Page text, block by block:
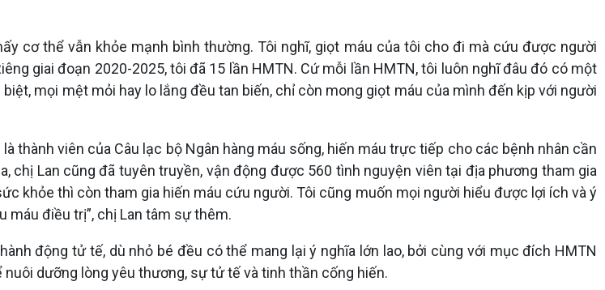
cơ thể vẫn khỏe mạnh bình thường. Tôi nghĩ, giọt máu của tôi cho đi mà cứu được người
giai đoạn 2020-2025, tôi đã 15 lần HMTN. Cứ mỗi lần HMTN, tôi luôn nghĩ đâu đó có một
mọi mệt mỏi hay lo lắng đều tan biến, chỉ còn mong giọt máu của mình đến kịp với người
thành viên của Câu lạc bộ Ngân hàng máu sống, hiến máu trực tiếp cho các bệnh nhân cần
chị Lan cũng đã tuyên truyền, vận động được 560 tình nguyện viên tại địa phương tham gia
khỏe thì còn tham gia hiến máu cứu người. Tôi cũng muốn mọi người hiểu được lợi ích và ý
máu điều trị”, chị Lan tâm sự thêm.
động tử tế, dù nhỏ bé đều có thể mang lại ý nghĩa lớn lao, bởi cùng với mục đích HMTN
dưỡng lòng yêu thương, sự tử tế và tinh thần cống hiến.